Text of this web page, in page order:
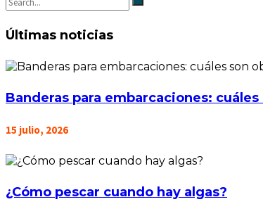
Últimas noticias
Banderas para embarcaciones:
15 julio, 2026
¿Cómo pescar cuando hay algas?